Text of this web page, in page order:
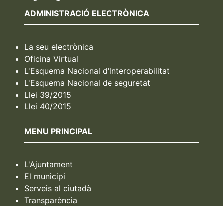
ADMINISTRACIÓ ELECTRÒNICA
La seu electrònica
Oficina Virtual
L'Esquema Nacional d'Interoperabilitat
L'Esquema Nacional de seguretat
Llei 39/2015
Llei 40/2015
MENU PRINCIPAL
L'Ajuntament
El municipi
Serveis al ciutadà
Transparència